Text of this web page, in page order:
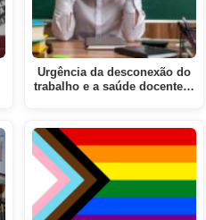
Urgência da desconexão do
trabalho e a saúde docente…